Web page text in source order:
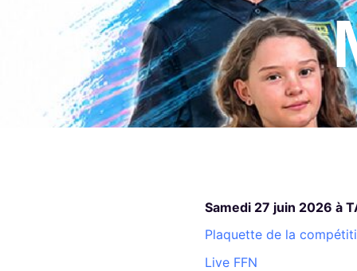
Samedi 27 juin 2026 à
Plaquette de la
Live FFN